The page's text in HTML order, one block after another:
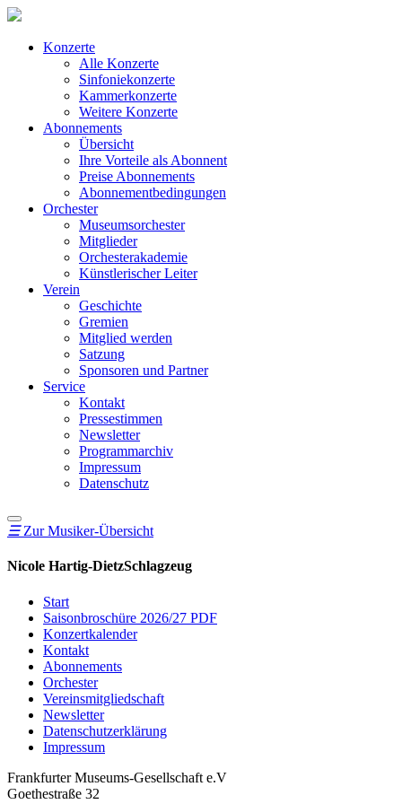
Konzerte
Alle Konzerte
Sinfoniekonzerte
Kammerkonzerte
Weitere Konzerte
Abonnements
Übersicht
Ihre Vorteile als Abonnent
Preise Abonnements
Abonnementbedingungen
Orchester
Museumsorchester
Mitglieder
Orchesterakademie
Künstlerischer Leiter
Verein
Geschichte
Gremien
Mitglied werden
Satzung
Sponsoren und Partner
Service
Kontakt
Pressestimmen
Newsletter
Programmarchiv
Impressum
Datenschutz
☰Zur Musiker-Übersicht
Nicole Hartig-DietzSchlagzeug
Start
Saisonbroschüre 2026/27 PDF
Konzertkalender
Kontakt
Abonnements
Orchester
Vereinsmitgliedschaft
Newsletter
Datenschutzerklärung
Impressum
Frankfurter Museums-Gesellschaft e.V
Goethestraße 32